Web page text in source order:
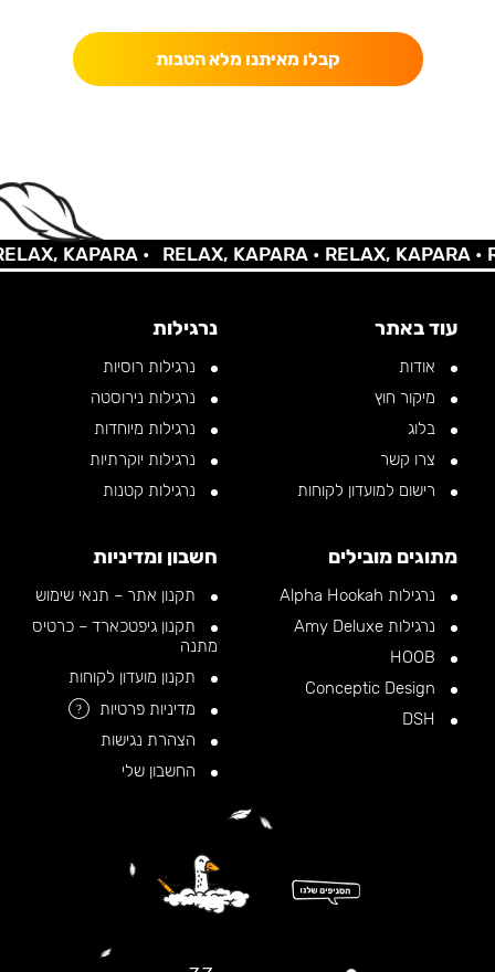
קבלו מאיתנו מלא הטבות
KAPARA • RELAX, KAPARA •RELAX, KAPARA •
עוד באתר
אודות
מיקור חוץ
בלוג
צרו קשר
רישום למועדון לקוחות
נרגילות
נרגילות רוסיות
נרגילות נירוסטה
נרגילות מיוחדות
נרגילות יוקרתיות
נרגילות קטנות
מתוגים מובילים
נרגילות Alpha Hookah
נרגילות Amy Deluxe
חשבון ומדיניות
תקנון אתר – תנאי שימוש
תקנון גיפטכארד – כרטיס
מתנה
תקנון מועדון לקוחות
מדיניות פרטיות
?
הצהרת נגישות
החשבון שלי